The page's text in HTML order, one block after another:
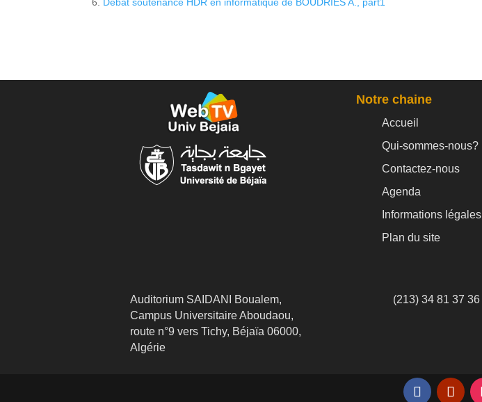
Débat soutenance HDR en informatique de BOUDRIES A., part1
Notre chaine
Accueil
Qui-sommes-nous?
Contactez-nous
Agenda
Informations légales
Plan du site
Auditorium SAIDANI Boualem,
Campus Universitaire Aboudaou,
route n°9 vers Tichy, Béjaïa 06000,
Algérie
(213) 34 81 37 36